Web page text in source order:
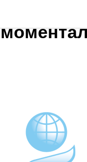
Let`s Fly